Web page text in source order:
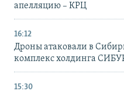
апелляцию – КРЦ
16:12
Дроны атаковали в
комплекс холдинга
15:30